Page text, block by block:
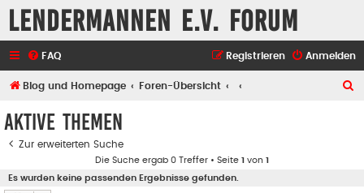
Lendermannen e.V. Forum
FAQ Anmelden
Registrieren
Blog und Homepage Foren-Übersicht
Aktive Themen
Zur erweiterten Suche
Die Suche ergab 0 Treffer • Seite 1 von 1
Es wurden keine passenden Ergebnisse gefunden.